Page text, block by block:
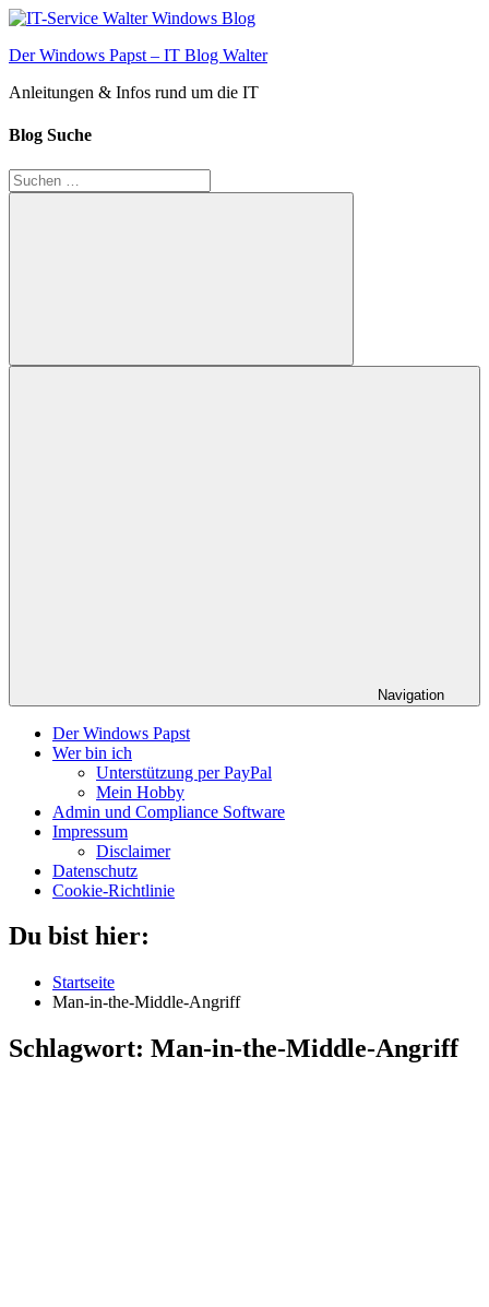
Zum
springen
Der Windows Papst – IT Blog Walter
Anleitungen & Infos rund um die IT
Blog Suche
Suchen
nach:
Suchen
Navigation
Der Windows Papst
Wer bin ich
Unterstützung per PayPal
Mein Hobby
Admin und Compliance Software
Impressum
Disclaimer
Datenschutz
Cookie-Richtlinie
Du bist hier:
Startseite
Man-in-the-Middle-Angriff
Schlagwort: Man-in-the-Middle-Angriff